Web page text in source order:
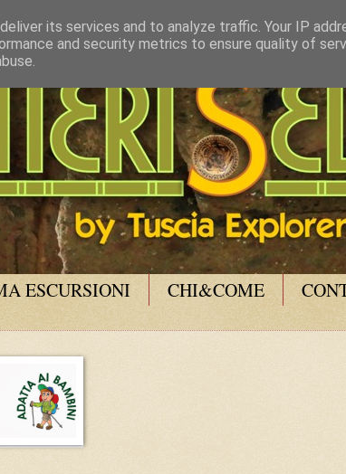
ESCURSIONI CHI&COME
its services and to analyze traffic. Your IP
and security metrics to ensure quality of